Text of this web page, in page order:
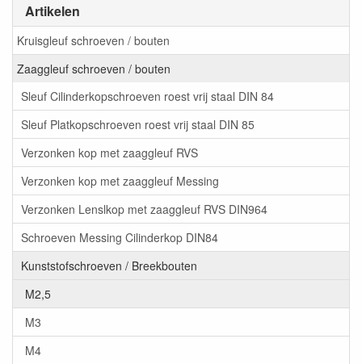
Artikelen
Kruisgleuf schroeven / bouten
Zaaggleuf schroeven / bouten
Sleuf Cilinderkopschroeven roest vrij staal DIN 84
Sleuf Platkopschroeven roest vrij staal DIN 85
Verzonken kop met zaaggleuf RVS
Verzonken kop met zaaggleuf Messing
Verzonken Lenslkop met zaaggleuf RVS DIN964
Schroeven Messing Cilinderkop DIN84
Kunststofschroeven / Breekbouten
M2,5
M3
M4